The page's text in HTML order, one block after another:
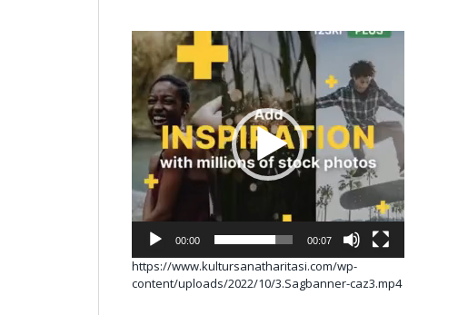
Video
oynatıcı
00:00 00:07
https://www.kultursanatharitasi.com/wp-
content/uploads/2022/10/3.Sagbanner-caz3.mp4